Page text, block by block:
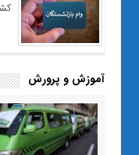
آموزش و پرورش